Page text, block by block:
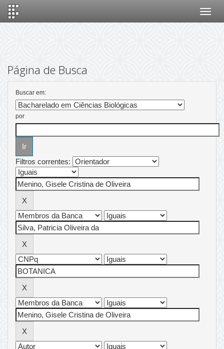
Página de Busca
Buscar em:
por
Filtros correntes: